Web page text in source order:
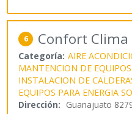
6 Confort Clima
Categoría: AIRE
MANTENCION DE
INSTALACION DE
EQUIPOS PARA ENERGIA
Dirección: Guanajuato